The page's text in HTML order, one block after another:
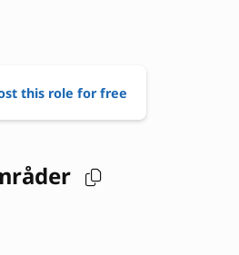
this role for free